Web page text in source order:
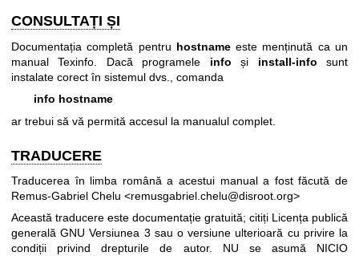
CONSULTAȚI ȘI
Documentația completă pentru hostnameeste menținută ca un
manual Texinfo. Dacă programele info și install-info sunt
instalate corect în sistemul dvs., comanda
info hostname
ar trebui să vă permită accesul la manualul complet.
TRADUCERE
Traducerea în limba română a acestui manual a fost făcută de
Remus-Gabriel Chelu <remusgabriel.chelu@disroot.org>
Această traducere este documentație gratuită; citiți Licența publică
generală GNU Versiunea 3 sau o versiune ulterioară cu privire la
condiții privind drepturile de autor. NU se asumă NICIO